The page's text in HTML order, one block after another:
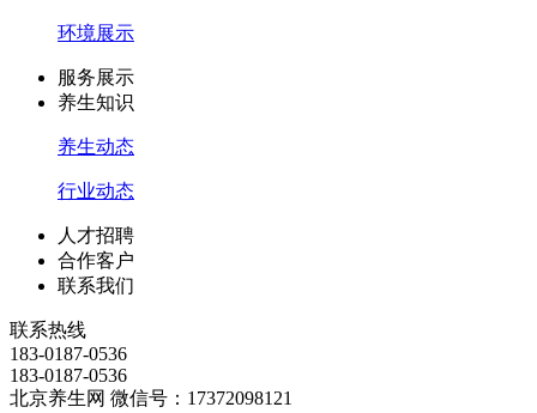
环境展示
服务展示
养生知识
养生动态
行业动态
人才招聘
合作客户
联系我们
联系热线
183-0187-0536
183-0187-0536
北京养生网 微信号：17372098121